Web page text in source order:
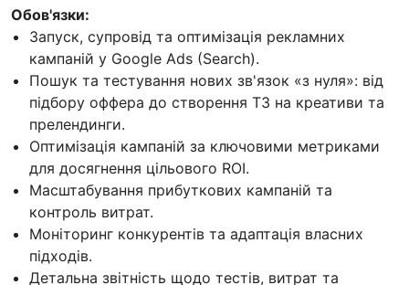
Обов'язки:
Запуск, супровід та оптимізація рекламних
кампаній у Google Ads (Search).
Пошук та тестування нових зв'язок «з нуля»: від
підбору оффера до створення ТЗ на креативи та
прелендинги.
Оптимізація кампаній за ключовими метриками
для досягнення цільового ROI.
Масштабування прибуткових кампаній та
контроль витрат.
Моніторинг конкурентів та адаптація власних
підходів.
Детальна звітність щодо тестів, витрат та